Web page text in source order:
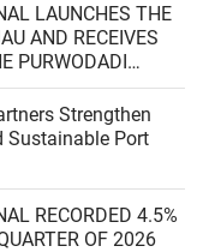
LAUNCHES THE
AND RECEIVES
PURWODADI
Strengthen
Sustainable Port
RECORDED 4.5%
OF 2026